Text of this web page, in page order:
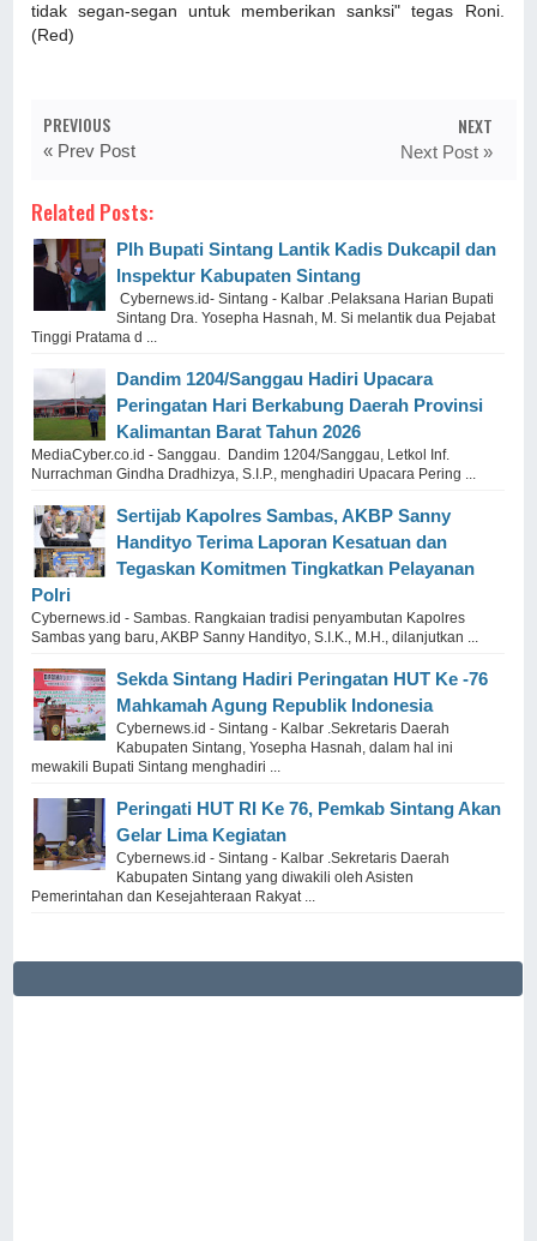
tidak segan-segan untuk memberikan sanksi" tegas Roni.
(Red)
PREVIOUS
« Prev Post
NEXT
Next Post »
Related Posts:
Plh Bupati Sintang Lantik Kadis Dukcapil dan
Inspektur Kabupaten Sintang
Cybernews.id- Sintang - Kalbar .Pelaksana Harian Bupati
Sintang Dra. Yosepha Hasnah, M. Si melantik dua Pejabat
Tinggi Pratama d ...
Dandim 1204/Sanggau Hadiri Upacara
Peringatan Hari Berkabung Daerah Provinsi
Kalimantan Barat Tahun 2026
MediaCyber.co.id - Sanggau. Dandim 1204/Sanggau, Letkol Inf.
Nurrachman Gindha Dradhizya, S.I.P., menghadiri Upacara Pering ...
Sertijab Kapolres Sambas, AKBP Sanny
Handityo Terima Laporan Kesatuan dan
Tegaskan Komitmen Tingkatkan Pelayanan
Polri
‎Cybernews.id - Sambas. ‎Rangkaian tradisi penyambutan Kapolres
Sambas yang baru, AKBP Sanny Handityo, S.I.K., M.H., dilanjutkan ...
Sekda Sintang Hadiri Peringatan HUT Ke -76
Mahkamah Agung Republik Indonesia
Cybernews.id - Sintang - Kalbar .Sekretaris Daerah
Kabupaten Sintang, Yosepha Hasnah, dalam hal ini
mewakili Bupati Sintang menghadiri ...
Peringati HUT RI Ke 76, Pemkab Sintang Akan
Gelar Lima Kegiatan
Cybernews.id - Sintang - Kalbar .Sekretaris Daerah
Kabupaten Sintang yang diwakili oleh Asisten
Pemerintahan dan Kesejahteraan Rakyat ...